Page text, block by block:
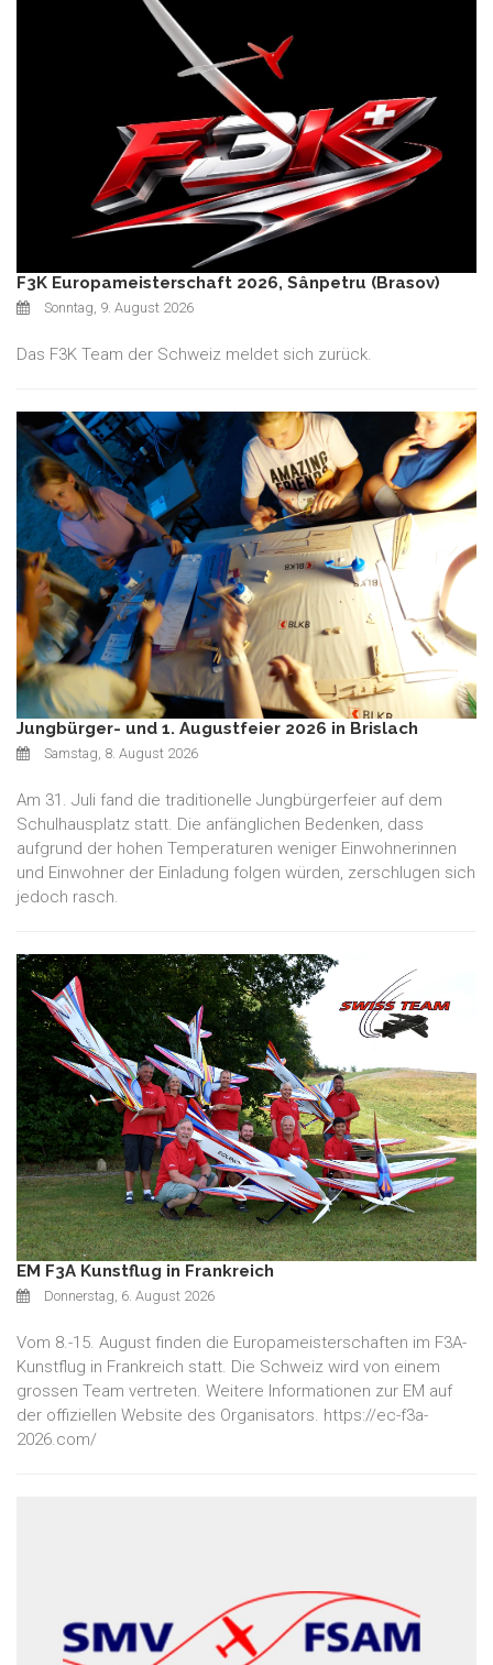
F3K Europameisterschaft 2026, Sânpetru (Brasov)
Sonntag, 9. August 2026
Das F3K Team der Schweiz meldet sich zurück.
Jungbürger- und 1. Augustfeier 2026 in Brislach
Samstag, 8. August 2026
Am 31. Juli fand die traditionelle Jungbürgerfeier auf dem
Schulhausplatz statt. Die anfänglichen Bedenken, dass
aufgrund der hohen Temperaturen weniger Einwohnerinnen
und Einwohner der Einladung folgen würden, zerschlugen sich
jedoch rasch.
EM F3A Kunstflug in Frankreich
Donnerstag, 6. August 2026
Vom 8.-15. August finden die Europameisterschaften im F3A-
Kunstflug in Frankreich statt. Die Schweiz wird von einem
grossen Team vertreten. Weitere Informationen zur EM auf
der offiziellen Website des Organisators. https://ec-f3a-
2026.com/